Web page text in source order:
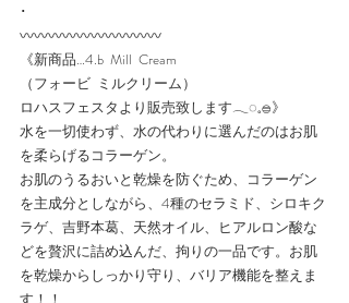
･
〰️〰️〰️〰️〰️〰️〰️〰️〰️〰️
《新商品…4.b  Mill  Cream
（フォービ  ミルクリーム）
ロハスフェスタより販売致します𓂃◌𓈒𓐍》
水を一切使わず、水の代わりに選んだのはお肌
を柔らげるコラーゲン。
お肌のうるおいと乾燥を防ぐため、コラーゲン
を主成分としながら、4種のセラミド、シロキク
ラゲ、吉野本葛、天然オイル、ヒアルロン酸な
どを贅沢に詰め込んだ、拘りの一品です。お肌
を乾燥からしっかり守り、バリア機能を整えま